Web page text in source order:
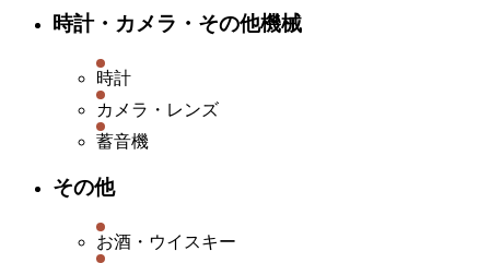
時計・カメラ・その他機械
時計
カメラ・レンズ
蓄音機
その他
お酒・ウイスキー